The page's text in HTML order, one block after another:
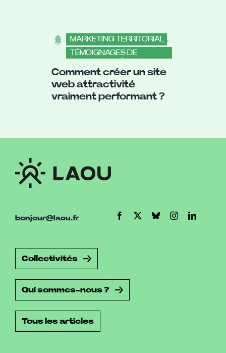
MARKETING TERRITORIAL
,
TÉMOIGNAGES DE
,
COLLECTIVITÉS
Comment créer un site
web attractivité
vraiment performant ?
bonjour@laou.fr
Collectivités
Qui sommes-nous ?
Tous les articles